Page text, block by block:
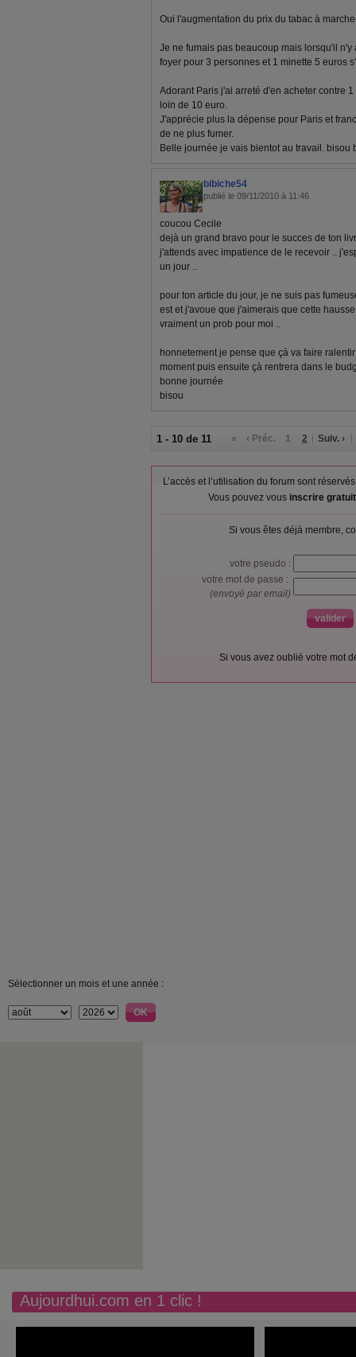
Oui l'augmentation du prix du tabac à
Je ne fumais pas beaucoup mais lorsqu'il
foyer pour 3 personnes et 1 minette 5 euros
Adorant Paris j'ai arreté d'en acheter contre
loin de 10 euro.
J'apprécie plus la dépense pour Paris et
de ne plus fumer.
Belle journée je vais bientot au travail. bisou
bibiche54
publié le 09/11/2010 à 11:46
coucou Cecile
dejà un grand bravo pour le succes de ton
j'attends avec impatience de le recevoir ..
un jour ..
pour ton article du jour, je ne suis pas
est et j'avoue que j'aimerais que cette
vraiment un prob pour moi ..
honnetement je pense que çà va faire
moment puis ensuite çà rentrera dans le
bonne journée
bisou
1 - 10 de 11 « ‹ Préc. 1 2 Suiv. ›
L’accès et l’utilisation du forum sont
Vous pouvez vous inscrire
Si vous êtes déjà membre,
votre pseudo :
votre mot de passe :
(envoyé par email)
Si vous avez oublié votre mot
Sélectionner un mois et une année :
Aujourdhui.com en 1 clic !